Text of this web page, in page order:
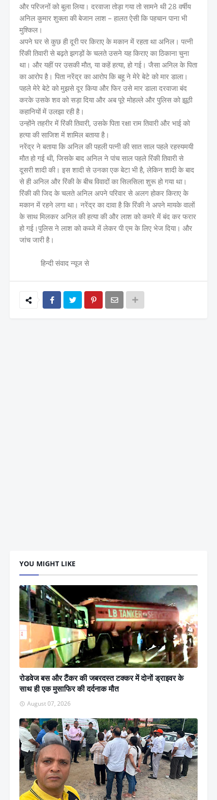
और परिजनों को बुला लिया। दरवाजा तोड़ा गया तो सामने थी 28 वर्षीय
अनिल कुमार शुक्ला की बेजान लाश – हालत ऐसी कि पहचान पाना भी
मुश्किल।
अपने घर से कुछ ही दूरी पर किराए के मकान में रहता था अनिल। पत्नी
रिंकी तिवारी से बढ़ते झगड़ों के चलते उसने यह किराए का ठिकाना चुना
था। और यहीं पर उसकी मौत, या कहें हत्या, हो गई। जैसा अनिल के पिता
का आरोप है। पिता नरेंद्र का आरोप कि बहू ने मेरे बेटे को मार डाला।
पहले मेरे बेटे को मुझसे दूर किया और फिर उसे मार डाला दरवाजा बंद
करके उसके शव को सड़ा दिया और अब पूरे मोहल्ले और पुलिस को झूठी
कहानियों में उलझा रही है।
उन्होंने तहरीर में रिंकी तिवारी, उसके पिता रक्षा राम तिवारी और भाई को
हत्या की साजिश में शामिल बताया है।
नरेंद्र ने बताया कि अनिल की पहली पत्नी की सात साल पहले रहस्यमयी
मौत हो गई थी, जिसके बाद अनिल ने पांच साल पहले रिंकी तिवारी से
दूसरी शादी की। इस शादी से उनका एक बेटा भी है, लेकिन शादी के बाद
से ही अनिल और रिंकी के बीच विवादों का सिलसिला शुरू हो गया था।
रिंकी की जिद के चलते अनिल अपने परिवार से अलग होकर किराए के
मकान में रहने लगा था। नरेंद्र का दावा है कि रिंकी ने अपने मायके वालों
के साथ मिलकर अनिल की हत्या की और लाश को कमरे में बंद कर फरार
हो गई।पुलिस ने लाश को कब्जे में लेकर पी एम के लिए भेज दिया। और
जांच जारी है।
हिन्दी संवाद न्यूज से
YOU MIGHT LIKE
रोडवेज बस और टैंकर की जबरदस्त टक्कर में दोनों ड्राइवर के
साथ ही एक मुसाफिर की दर्दनाक मौत
August 07, 2026